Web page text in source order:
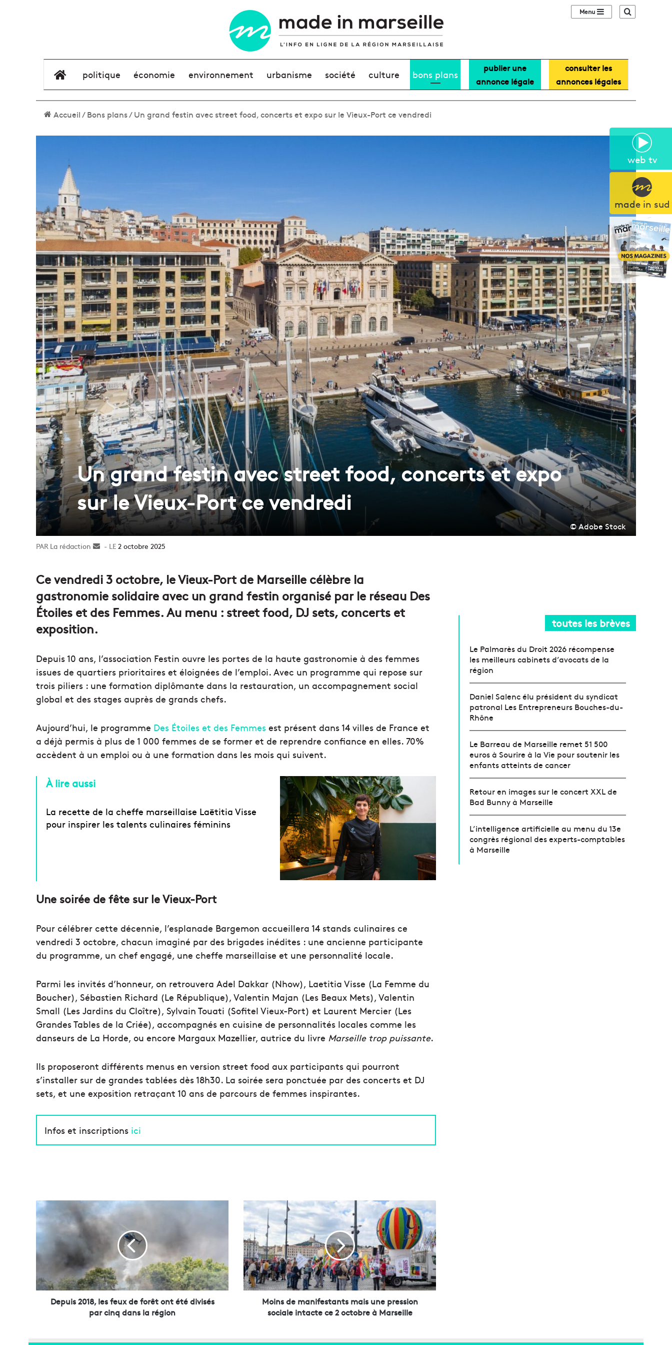
web tv
made in sud
Sidebar (barre
élément de menu
politique économie environnement urbanisme société culture bons plans
publier une
annonce légale
consulter les
annonces légales
Accueil/Bons plans/Un grand festin avec street food, concerts et expo sur le Vieux-Port ce vendredi
Un grand festin avec street food, concerts et expo
sur le Vieux-Port ce vendredi
© Adobe Stock
La rédaction
Envoyer2 octobre 2025
Ce vendredi 3 octobre, le Vieux-Port de Marseille célèbre la
gastronomie solidaire avec un grand festin organisé par le réseau Des
Étoiles et des Femmes. Au menu : street food, DJ sets, concerts et
exposition.
Depuis 10 ans, l’association Festin ouvre les portes de la haute gastronomie à des femmes
issues de quartiers prioritaires et éloignées de l’emploi. Avec un programme qui repose sur
trois piliers : une formation diplômante dans la restauration, un accompagnement social
global et des stages auprès de grands chefs.
Aujourd’hui, le programme Des Étoiles et des Femmes est présent dans 14 villes de France et
a déjà permis à plus de 1 000 femmes de se former et de reprendre confiance en elles. 70%
accèdent à un emploi ou à une formation dans les mois qui suivent.
À lire aussi
La recette de la cheffe marseillaise Laëtitia Visse
pour inspirer les talents culinaires féminins
Une soirée de fête sur le Vieux-Port
Pour célébrer cette décennie, l’esplanade Bargemon accueillera 14 stands culinaires ce
vendredi 3 octobre, chacun imaginé par des brigades inédites : une ancienne participante
du programme, un chef engagé, une cheffe marseillaise et une personnalité locale.
Parmi les invités d’honneur, on retrouvera Adel Dakkar (Nhow), Laetitia Visse (La Femme du
Boucher), Sébastien Richard (Le République), Valentin Majan (Les Beaux Mets), Valentin
Small (Les Jardins du Cloître), Sylvain Touati (Sofitel Vieux-Port) et Laurent Mercier (Les
Grandes Tables de la Criée), accompagnés en cuisine de personnalités locales comme les
danseurs de La Horde, ou encore Margaux Mazellier, autrice du livre Marseille trop puissante.
Ils proposeront différents menus en version street food aux participants qui pourront
s’installer sur de grandes tablées dès 18h30. La soirée sera ponctuée par des concerts et DJ
sets, et une exposition retraçant 10 ans de parcours de femmes inspirantes.
Infos et inscriptions ici
D
e
p
u
0
1
s
Depuis 2018, les feux de forêt ont été divisés
par cinq dans la région
M
o
i
n
s
d
e
m
a
s
Moins de manifestants mais une pression
sociale intacte ce 2 octobre à Marseille
toutes les brèves
Le Palmarès du Droit 2026 récompense
les meilleurs cabinets d’avocats de la
région
Daniel Salenc élu président du syndicat
patronal Les Entrepreneurs Bouches-du-
Rhône
Le Barreau de Marseille remet 51 500
euros à Sourire à la Vie pour soutenir les
enfants atteints de cancer
Retour en images sur le concert XXL de
Bad Bunny à Marseille
L’intelligence artificielle au menu du 13e
congrès régional des experts-comptables
à Marseille